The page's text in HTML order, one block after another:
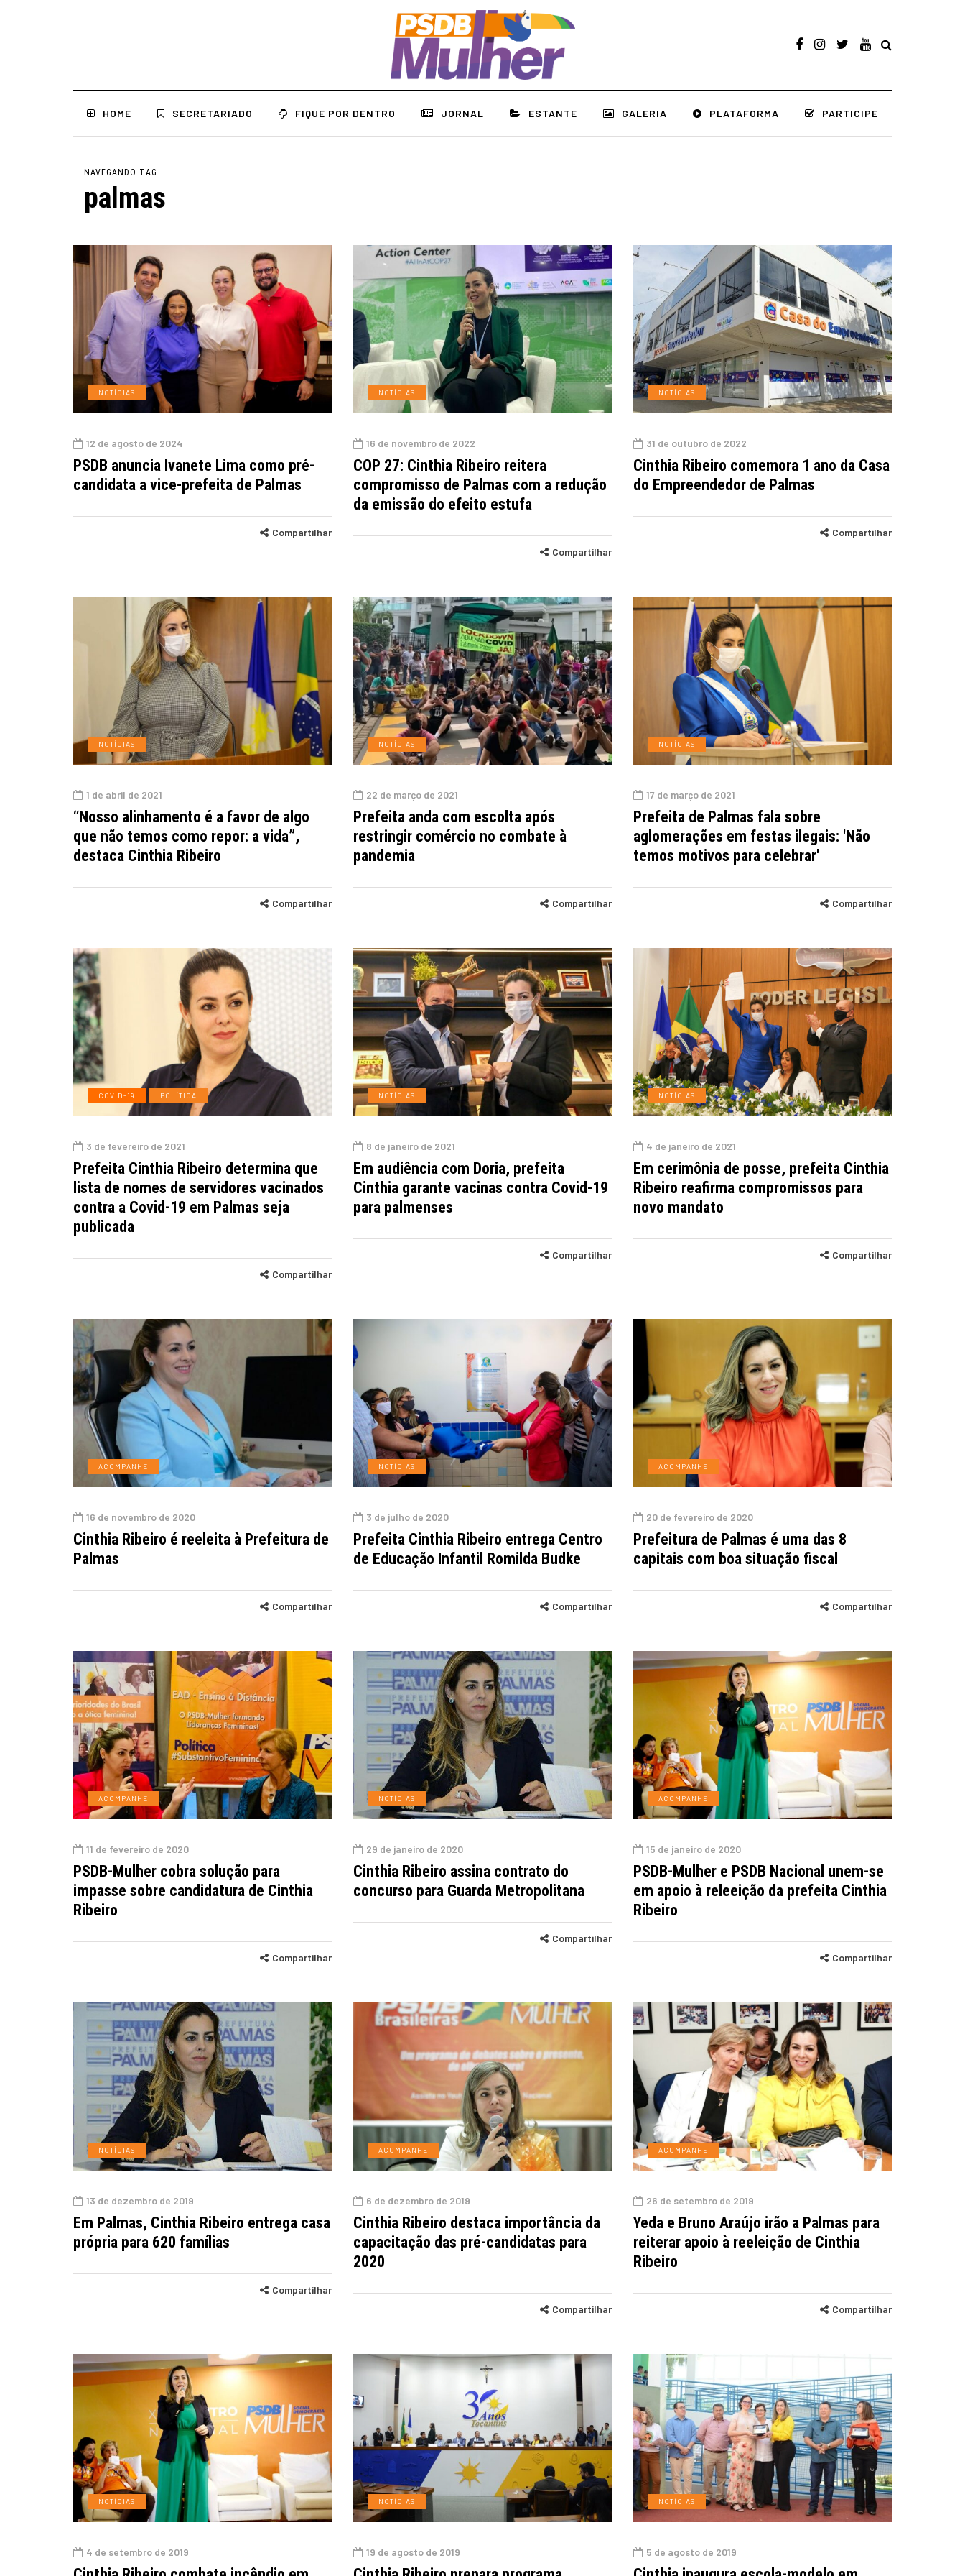
HOME SECRETARIADO FIQUE POR DENTRO JORNAL ESTANTE GALERIA PLATAFORMA PARTICIPE
NAVEGANDO TAG
palmas
NOTÍCIAS
12 de agosto de 2024
PSDB anuncia Ivanete Lima como pré-
candidata a vice-prefeita de Palmas
Compartilhar
NOTÍCIAS
16 de novembro de 2022
COP 27: Cinthia Ribeiro reitera
compromisso de Palmas com a redução
da emissão do efeito estufa
Compartilhar
NOTÍCIAS
31 de outubro de 2022
Cinthia Ribeiro comemora 1 ano da Casa
do Empreendedor de Palmas
Compartilhar
NOTÍCIAS
1 de abril de 2021
“Nosso alinhamento é a favor de algo
que não temos como repor: a vida”,
destaca Cinthia Ribeiro
Compartilhar
NOTÍCIAS
22 de março de 2021
Prefeita anda com escolta após
restringir comércio no combate à
pandemia
Compartilhar
NOTÍCIAS
17 de março de 2021
Prefeita de Palmas fala sobre
aglomerações em festas ilegais: 'Não
temos motivos para celebrar'
Compartilhar
COVID-19 POLÍTICA
3 de fevereiro de 2021
Prefeita Cinthia Ribeiro determina que
lista de nomes de servidores vacinados
contra a Covid-19 em Palmas seja
publicada
Compartilhar
NOTÍCIAS
8 de janeiro de 2021
Em audiência com Doria, prefeita
Cinthia garante vacinas contra Covid-19
para palmenses
Compartilhar
NOTÍCIAS
4 de janeiro de 2021
Em cerimônia de posse, prefeita Cinthia
Ribeiro reafirma compromissos para
novo mandato
Compartilhar
ACOMPANHE
16 de novembro de 2020
Cinthia Ribeiro é reeleita à Prefeitura de
Palmas
Compartilhar
NOTÍCIAS
3 de julho de 2020
Prefeita Cinthia Ribeiro entrega Centro
de Educação Infantil Romilda Budke
Compartilhar
ACOMPANHE
20 de fevereiro de 2020
Prefeitura de Palmas é uma das 8
capitais com boa situação fiscal
Compartilhar
ACOMPANHE
11 de fevereiro de 2020
PSDB-Mulher cobra solução para
impasse sobre candidatura de Cinthia
Ribeiro
Compartilhar
NOTÍCIAS
29 de janeiro de 2020
Cinthia Ribeiro assina contrato do
concurso para Guarda Metropolitana
Compartilhar
ACOMPANHE
15 de janeiro de 2020
PSDB-Mulher e PSDB Nacional unem-se
em apoio à releeição da prefeita Cinthia
Ribeiro
Compartilhar
NOTÍCIAS
13 de dezembro de 2019
Em Palmas, Cinthia Ribeiro entrega casa
própria para 620 famílias
Compartilhar
ACOMPANHE
6 de dezembro de 2019
Cinthia Ribeiro destaca importância da
capacitação das pré-candidatas para
2020
Compartilhar
ACOMPANHE
26 de setembro de 2019
Yeda e Bruno Araújo irão a Palmas para
reiterar apoio à reeleição de Cinthia
Ribeiro
Compartilhar
NOTÍCIAS
4 de setembro de 2019
NOTÍCIAS
19 de agosto de 2019
NOTÍCIAS
5 de agosto de 2019